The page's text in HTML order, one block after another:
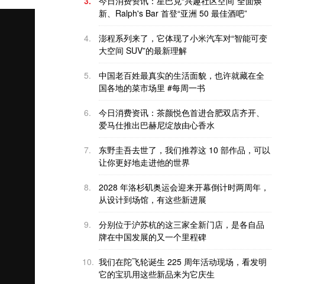
新、Ralph's Bar 首登“亚洲 50 最佳酒吧”
4.
澎程系列来了，它体现了小米汽车对“智能可变
大空间 SUV”的最新理解
5.
中国老百姓最真实的生活面貌，也许就藏在全
国各地的菜市场里 #每周一书
6.
今日消费资讯：茶颜悦色首进合肥双店齐开、
爱马仕推出巴赫尼绽放由心香水
7.
东野圭吾去世了，我们推荐这 10 部作品，可以
让你更好地走进他的世界
8.
2028 年洛杉矶奥运会迎来开幕倒计时两周年，
从设计到场馆，有这些新进展
9.
分别位于沪苏杭的这三家全新门店，是各自品
牌在中国发展的又一个里程碑
10. 我们在陀飞轮诞生 225 周年活动现场，看发明
它的宝玑用这些新品来为它庆生